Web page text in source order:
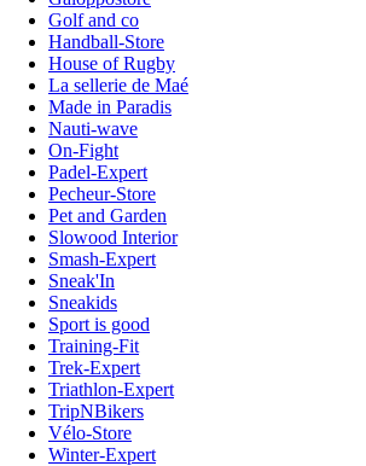
Golf and co
Handball-Store
House of Rugby
La sellerie de Maé
Made in Paradis
Nauti-wave
On-Fight
Padel-Expert
Pecheur-Store
Pet and Garden
Slowood Interior
Smash-Expert
Sneak'In
Sneakids
Sport is good
Training-Fit
Trek-Expert
Triathlon-Expert
TripNBikers
Vélo-Store
Winter-Expert